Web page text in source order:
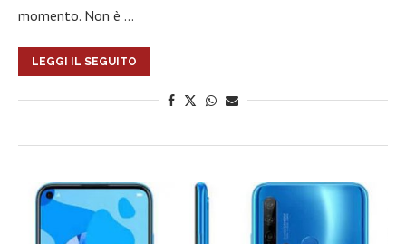
momento. Non è …
LEGGI IL SEGUITO